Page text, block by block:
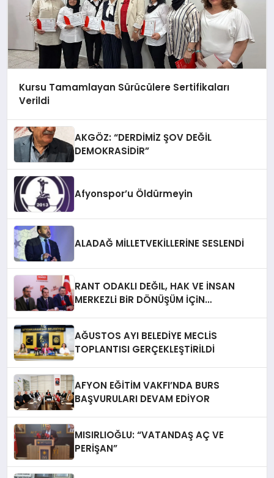
Kursu Tamamlayan Sürücülere Sertifikaları
Verildi
AKGÖZ: “DERDİMİZ ŞOV DEĞİL
DEMOKRASİDİR”
Afyonspor’u Öldürmeyin
ALADAĞ MİLLETVEKİLLERİNE SESLENDİ
RANT ODAKLI DEĞIL, HAK VE İNSAN
MERKEZLi BiR DÖNÜŞÜM İÇiN
AĞUSTOS AYI BELEDİYE MECLİS
TOPLANTISI GERÇEKLEŞTİRİLDİ
AFYON EĞİTİM VAKFI’NDA BURS
BAŞVURULARI DEVAM EDİYOR
MISIRLIOĞLU: “VATANDAŞ AÇ VE
PERİŞAN”